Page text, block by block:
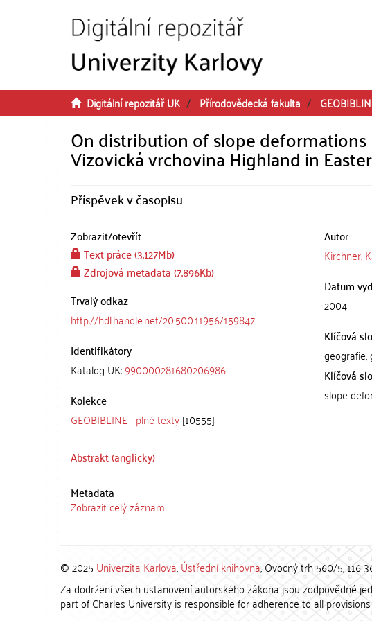
Digitální repozitář UK Přírodovědecká fakulta
On distribution of slope
Vizovická vrchovina Highland in
Příspěvek v časopisu
Zobrazit/otevřít
Text práce (3.127Mb)
Zdrojová metadata (7.896Kb)
Trvalý odkaz
http://hdl.handle.net/20.500.11956/159847
Identifikátory
Katalog UK:990000281680206986
Kolekce
GEOBIBLINE - plné texty[10555]
Autor
Kirchner,
Datum
2004
Klíčová
geografie,
Klíčová
slope
Abstrakt (anglicky)
Metadata
Zobrazit celý záznam
© 2025 Univerzita Karlova,Ústřední knihovna, Ovocný trh 560/5, 116
Za dodržení všech ustanovení autorského zákona jsou zodpovědné
part of Charles University is responsible for adherence to all